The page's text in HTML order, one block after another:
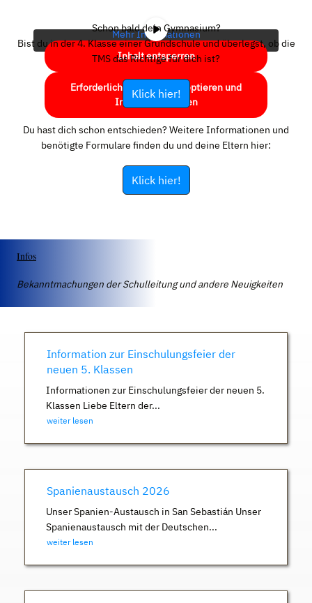
Mehr Informationen
Inhalt entsperren
Erforderlichen Service akzeptieren und
Inhalte entsperren
Schon bald dein Gymnasium?
Bist du in der 4. Klasse einer Grundschule und überlegst, ob die
TMS das Richtige für dich ist?
Klick hier!
Du hast dich schon entschieden? Weitere Informationen und
benötigte Formulare finden du und deine Eltern hier:
Klick hier!
Infos
Bekanntmachungen der Schulleitung und andere Neuigkeiten
Information zur Einschulungsfeier der
neuen 5. Klassen
Informationen zur Einschulungsfeier der neuen 5.
Klassen Liebe Eltern der...
weiter lesen
Spanienaustausch 2026
Unser Spanien-Austausch in San Sebastián Unser
Spanienaustausch mit der Deutschen...
weiter lesen